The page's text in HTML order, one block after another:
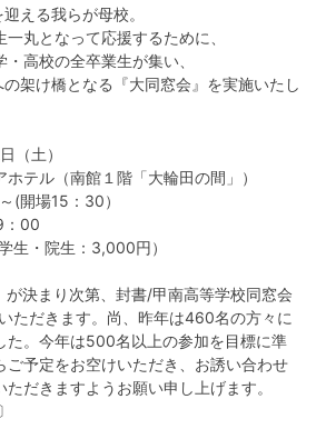
鳥井 信吾 氏・鳥居 学 氏
育友会について
関連リンク
サイトマップ
お問い合わせ
える我らが母校。
丸となって応援するために、
高校の全卒業生が集い、
架け橋となる『大同窓会』を実施いたし
月2日（土）
ホテル（南館１階「大輪田の間」）
～(開場15：30）
～19：00
生・院生：3,000円）
決まり次第、封書/甲南高等学校同窓会
ただきます。尚、昨年は460名の方々に
た。今年は500名以上の参加を目標に準
ご予定をお空けいただき、お誘い合わせ
だきますようお願い申し上げます。